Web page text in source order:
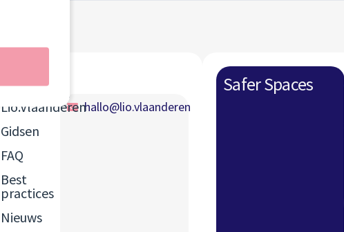
Startpagina
Lio.Vlaanderen
Gidsen
FAQ
Best
practices
Nieuws
hallo@lio.vlaanderen
Safer Spaces